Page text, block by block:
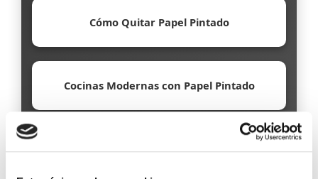
Cómo Quitar Papel Pintado
Cocinas Modernas con Papel Pintado
Papel Pintado Ecológico